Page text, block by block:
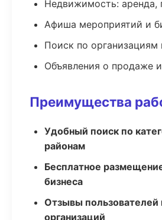
Недвижимость: аренда,
Афиша мероприятий и
Поиск по организациям
Объявления о продаже и
Преимущества
Удобный поиск по
районам
Бесплатное
бизнеса
Отзывы пользователей
организаций